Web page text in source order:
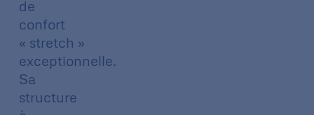
de
confort
« stretch »
exceptionnelle.
Sa
structure